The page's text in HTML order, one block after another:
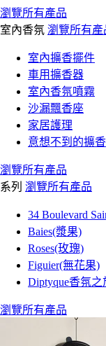
瀏覽所有產品
室內香氛 瀏覽所有產
室內擴香擺件
車用擴香器
室內香氛噴霧
沙漏飄香座
家居護理
意想不到的擴香
瀏覽所有產品
系列 瀏覽所有產品
34 Boulevard
Baies(漿果)
Roses(玫瑰)
Figuier(無花果)
Diptyque香氛
瀏覽所有產品